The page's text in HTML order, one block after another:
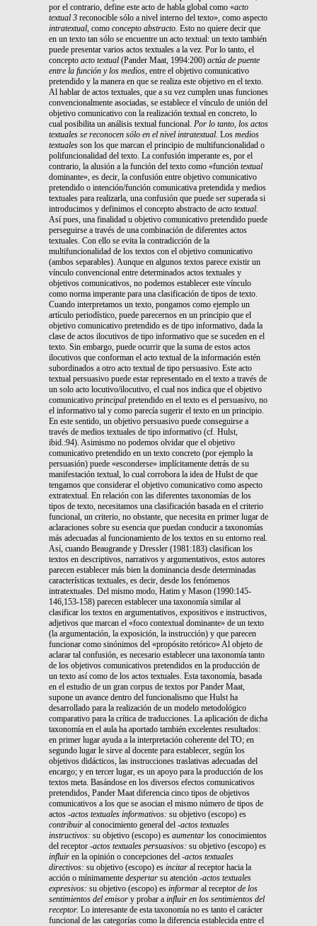
por el contrario, define este acto de habla global como «acto
textual 3 reconocible sólo a nivel interno del texto», como aspecto
intratextual, como concepto abstracto. Esto no quiere decir que
en un texto tan sólo se encuentre un acto textual: un texto también
puede presentar varios actos textuales a la vez. Por lo tanto, el
concepto acto textual (Pander Maat, 1994:200) actúa de puente
entre la función y los medios, entre el objetivo comunicativo
pretendido y la manera en que se realiza este objetivo en el texto.
Al hablar de actos textuales, que a su vez cumplen unas funciones
convencionalmente asociadas, se establece el vínculo de unión del
objetivo comunicativo con la realización textual en concreto, lo
cual posibilita un análisis textual funcional. Por lo tanto, los actos
textuales se reconocen sólo en el nivel intratextual. Los medios
textuales son los que marcan el principio de multifuncionalidad o
polifuncionalidad del texto. La confusión imperante es, por el
contrario, la alusión a la función del texto como «función textual
dominante», es decir, la confusión entre objetivo comunicativo
pretendido o intención/función comunicativa pretendida y medios
textuales para realizarla, una confusión que puede ser superada si
introducimos y definimos el concepto abstracto de acto textual.
Así pues, una finalidad u objetivo comunicativo pretendido puede
perseguirse a través de una combinación de diferentes actos
textuales. Con ello se evita la contradicción de la
multifuncionalidad de los textos con el objetivo comunicativo
(ambos separables). Aunque en algunos textos parece existir un
vínculo convencional entre determinados actos textuales y
objetivos comunicativos, no podemos establecer este vínculo
como norma imperante para una clasificación de tipos de texto.
Cuando interpretamos un texto, pongamos como ejemplo un
artículo periodístico, puede parecernos en un principio que el
objetivo comunicativo pretendido es de tipo informativo, dada la
clase de actos ilocutivos de tipo informativo que se suceden en el
texto. Sin embargo, puede ocurrir que la suma de estos actos
ilocutivos que conforman el acto textual de la información estén
subordinados a otro acto textual de tipo persuasivo. Este acto
textual persuasivo puede estar representado en el texto a través de
un solo acto locutivo/ilocutivo, el cual nos indica que el objetivo
comunicativo principal pretendido en el texto es el persuasivo, no
el informativo tal y como parecía sugerir el texto en un principio.
En este sentido, un objetivo persuasivo puede conseguirse a
través de medios textuales de tipo informativo (cf. Hulst,
ibid.:94). Asimismo no podemos olvidar que el objetivo
comunicativo pretendido en un texto concreto (por ejemplo la
persuasión) puede «esconderse» implícitamente detrás de su
manifestación textual, lo cual corrobora la idea de Hulst de que
tengamos que considerar el objetivo comunicativo como aspecto
extratextual. En relación con las diferentes taxonomías de los
tipos de texto, necesitamos una clasificación basada en el criterio
funcional, un criterio, no obstante, que necesita en primer lugar de
aclaraciones sobre su esencia que puedan conducir a taxonomías
más adecuadas al funcionamiento de los textos en su entorno real.
Así, cuando Beaugrande y Dressler (1981:183) clasifican los
textos en descriptivos, narrativos y argumentativos, estos autores
parecen establecer más bien la dominancia desde determinadas
características textuales, es decir, desde los fenómenos
intratextuales. Del mismo modo, Hatim y Mason (1990:145-
146,153-158) parecen establecer una taxonomía similar al
clasificar los textos en argumentativos, expositivos e instructivos,
adjetivos que marcan el «foco contextual dominante» de un texto
(la argumentación, la exposición, la instrucción) y que parecen
funcionar como sinónimos del «propósito retórico» Al objeto de
aclarar tal confusión, es necesario establecer una taxonomía tanto
de los objetivos comunicativos pretendidos en la producción de
un texto así como de los actos textuales. Esta taxonomía, basada
en el estudio de un gran corpus de textos por Pander Maat,
supone un avance dentro del funcionalismo que Hulst ha
desarrollado para la realización de un modelo metodológico
comparativo para la crítica de traducciones. La aplicación de dicha
taxonomía en el aula ha aportado también excelentes resultados:
en primer lugar ayuda a la interpretación coherente del TO; en
segundo lugar le sirve al docente para establecer, según los
objetivos didácticos, las instrucciones traslativas adecuadas del
encargo; y en tercer lugar, es un apoyo para la producción de los
textos meta. Basándose en los diversos efectos comunicativos
pretendidos, Pander Maat diferencia cinco tipos de objetivos
comunicativos a los que se asocian el mismo número de tipos de
actos -actos textuales informativos: su objetivo (escopo) es
contribuir al conocimiento general del -actos textuales
instructivos: su objetivo (escopo) es aumentar los conocimientos
del receptor -actos textuales persuasivos: su objetivo (escopo) es
influir en la opinión o concepciones del -actos textuales
directivos: su objetivo (escopo) es incitar al receptor hacia la
acción o mínimamente despertar su atención -actos textuales
expresivos: su objetivo (escopo) es informar al receptor de los
sentimientos del emisor y probar a influir en los sentimientos del
receptor. Lo interesante de esta taxonomía no es tanto el carácter
funcional de las categorías como la diferencia establecida entre el